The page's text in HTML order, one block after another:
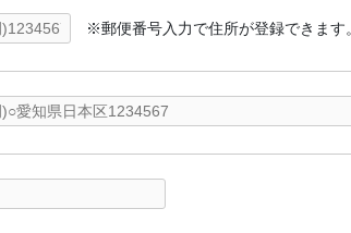
※郵便番号入力で住所が登録できます